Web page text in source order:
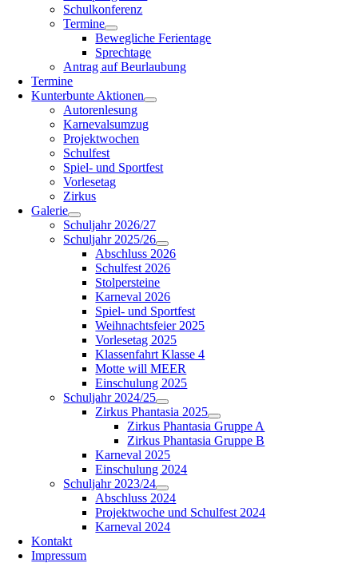
Schulkonferenz
Termine
Bewegliche Ferientage
Sprechtage
Antrag auf Beurlaubung
Termine
Kunterbunte Aktionen
Autorenlesung
Karnevalsumzug
Projektwochen
Schulfest
Spiel- und Sportfest
Vorlesetag
Zirkus
Galerie
Schuljahr 2026/27
Schuljahr 2025/26
Abschluss 2026
Schulfest 2026
Stolpersteine
Karneval 2026
Spiel- und Sportfest
Weihnachtsfeier 2025
Vorlesetag 2025
Klassenfahrt Klasse 4
Motte will MEER
Einschulung 2025
Schuljahr 2024/25
Zirkus Phantasia 2025
Zirkus Phantasia Gruppe A
Zirkus Phantasia Gruppe B
Karneval 2025
Einschulung 2024
Schuljahr 2023/24
Abschluss 2024
Projektwoche und Schulfest 2024
Karneval 2024
Kontakt
Impressum